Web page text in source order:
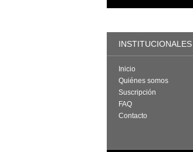
INSTITUCIONALES
Inicio
Quiénes somos
Suscripción
FAQ
Contacto